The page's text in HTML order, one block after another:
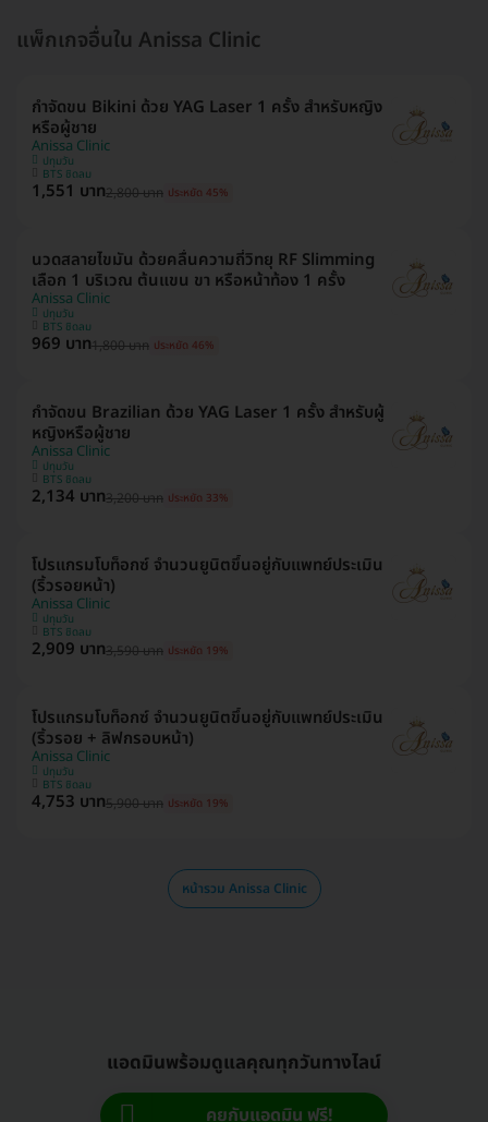
แพ็กเกจอื่นใน Anissa Clinic
กำจัดขน Bikini ด้วย YAG Laser 1 ครั้ง สำหรับหญิง
หรือผู้ชาย
Anissa Clinic
ปทุมวัน
BTS ชิดลม
1,551 บาท2,800 บาท ประหยัด 45%
นวดสลายไขมัน ด้วยคลื่นความถี่วิทยุ RF Slimming
เลือก 1 บริเวณ ต้นแขน ขา หรือหน้าท้อง 1 ครั้ง
Anissa Clinic
ปทุมวัน
BTS ชิดลม
969 บาท1,800 บาท ประหยัด 46%
กำจัดขน Brazilian ด้วย YAG Laser 1 ครั้ง สำหรับผู้
หญิงหรือผู้ชาย
Anissa Clinic
ปทุมวัน
BTS ชิดลม
2,134 บาท3,200 บาท ประหยัด 33%
โปรแกรมโบท็อกซ์ จำนวนยูนิตขึ้นอยู่กับแพทย์ประเมิน
(ริ้วรอยหน้า)
Anissa Clinic
ปทุมวัน
BTS ชิดลม
2,909 บาท3,590 บาท ประหยัด 19%
โปรแกรมโบท็อกซ์ จำนวนยูนิตขึ้นอยู่กับแพทย์ประเมิน
(ริ้วรอย + ลิฟกรอบหน้า)
Anissa Clinic
ปทุมวัน
BTS ชิดลม
4,753 บาท5,900 บาท ประหยัด 19%
หน้ารวม Anissa Clinic
แอดมินพร้อมดูแลคุณทุกวันทางไลน์
คุยกับแอดมิน ฟรี!